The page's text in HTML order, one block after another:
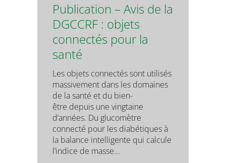
Publication – Avis de la
DGCCRF : objets
connectés pour la
santé
Les objets connectés sont utilisés
massivement dans les domaines
de la santé et du bien-
être depuis une vingtaine
d’années. Du glucomètre
connecté pour les diabétiques à
la balance intelligente qui calcule
l’indice de masse...